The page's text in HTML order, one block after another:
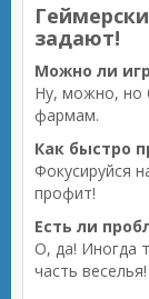
задают!
Можно ли
Ну, можно, но
фармам.
Как быстро
Фокусируйся
профит!
Есть ли
О, да! Иногда
часть веселья!